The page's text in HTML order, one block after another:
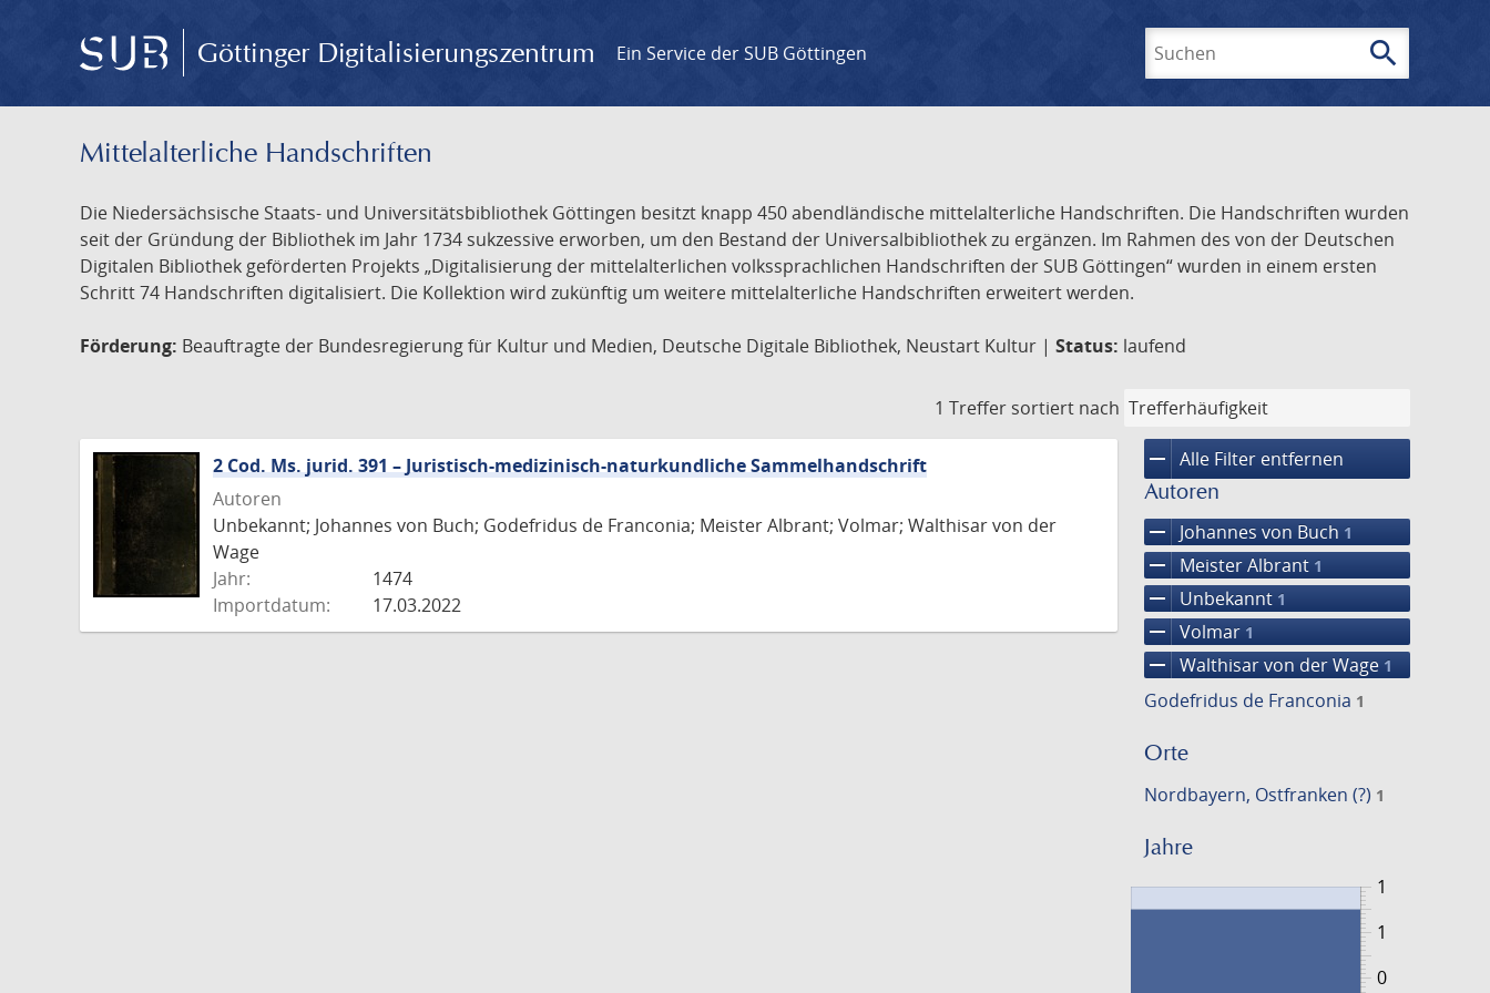
Göttinger Digitalisierungszentrum Ein Service der SUB Göttingen search
Mittelalterliche Handschriften
Die Niedersächsische Staats- und Universitätsbibliothek Göttingen besitzt knapp 450 abendländische mittelalterliche Handschriften. Die Handschriften wurden
seit der Gründung der Bibliothek im Jahr 1734 sukzessive erworben, um den Bestand der Universalbibliothek zu ergänzen. Im Rahmen des von der Deutschen
Digitalen Bibliothek geförderten Projekts „Digitalisierung der mittelalterlichen volkssprachlichen Handschriften der SUB Göttingen“ wurden in einem ersten
Schritt 74 Handschriften digitalisiert. Die Kollektion wird zukünftig um weitere mittelalterliche Handschriften erweitert werden.
Förderung: Beauftragte der Bundesregierung für Kultur und Medien, Deutsche Digitale Bibliothek, Neustart Kultur | Status: laufend
1 Treffer sortiert nach
remove Alle Filter entfernen
Autoren
remove Johannes von Buch 1
remove Meister Albrant 1
remove Unbekannt 1
remove Volmar 1
remove Walthisar von der Wage 1
Godefridus de Franconia 1
Orte
Nordbayern, Ostfranken (?) 1
Jahre
1
0
1
2 Cod. Ms. jurid. 391 – Juristisch-medizinisch-naturkundliche Sammelhandschrift
Autoren
Unbekannt; Johannes von Buch; Godefridus de Franconia; Meister Albrant; Volmar; Walthisar von der
Wage
Jahr:
1474
Importdatum:
17.03.2022